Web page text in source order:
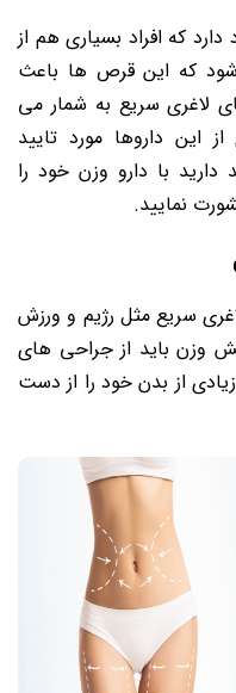
که افراد بسیاری هم از
که این قرص ها باعث
لاغری سریع به شمار می
این داروها مورد تایید
با دارو وزن خود را
نمایید.
سریع مثل رژیم و ورزش
وزن باید از جراحی های
از بدن خود را از دست